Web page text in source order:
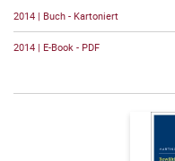
2014 | Buch - Kartoniert
2014 | E-Book - PDF